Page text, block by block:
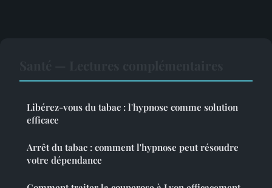
Libérez-vous du tabac : l'hypnose comme solution
efficace
Arrêt du tabac : comment l'hypnose peut résoudre
votre dépendance